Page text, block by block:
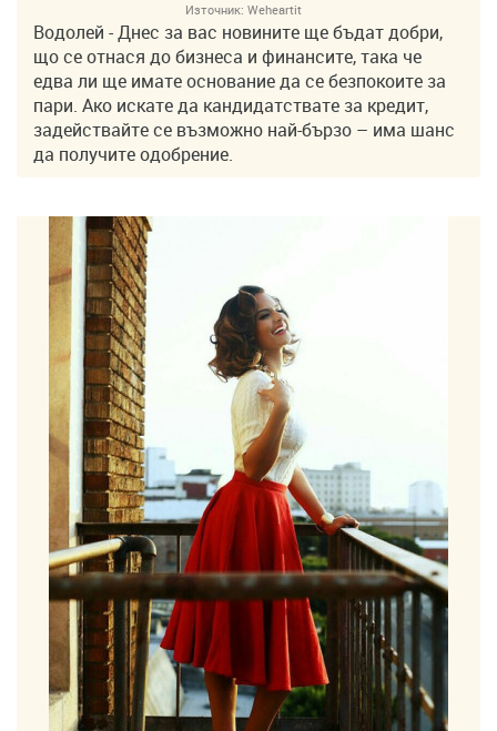
Източник: Weheartit
Водолей - Днес за вас новините ще бъдат добри,
що се отнася до бизнеса и финансите, така че
едва ли ще имате основание да се безпокоите за
пари. Ако искате да кандидатствате за кредит,
задействайте се възможно най-бързо – има шанс
да получите одобрение.